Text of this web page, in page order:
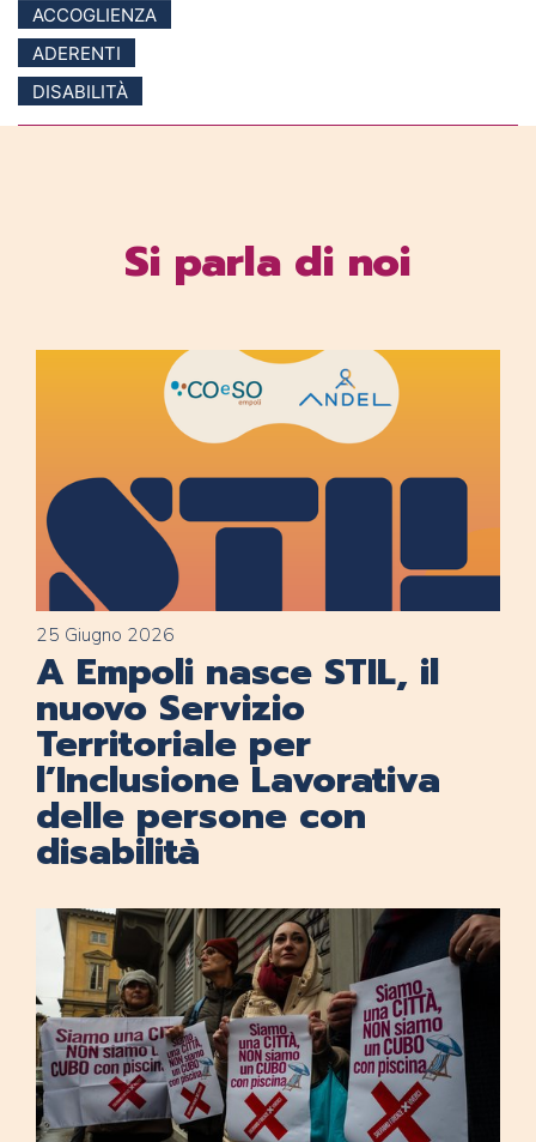
ACCOGLIENZA
ADERENTI
DISABILITÀ
Si parla di noi
25 Giugno 2026
A Empoli nasce STIL, il
nuovo Servizio
Territoriale per
l’Inclusione Lavorativa
delle persone con
disabilità